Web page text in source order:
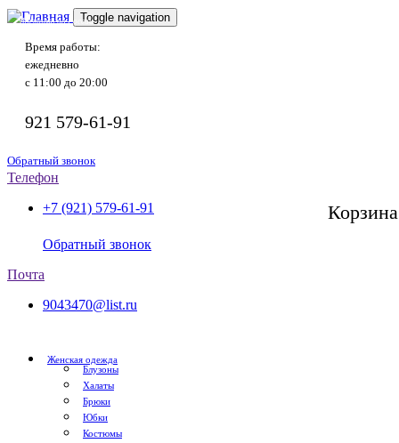
Доставка по РоссииToggle navigation
Время работы:
ежедневно
с 11:00 до 20:00
921 579-61-91
Обратный звонок
Корзина
Телефон
+7 (921) 579-61-91
Обратный звонок
Почта
9043470@list.ru
Женская одежда
Блузоны
Халаты
Брюки
Юбки
Костюмы